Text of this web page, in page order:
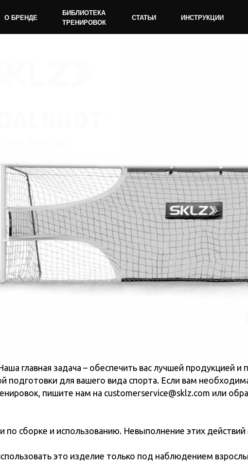
БИБЛИОТЕКА
ТРЕНИРОВОК
ИНСТРУКЦИИ АМБАССАДОРЫ
СТАТЬИ
пишите нам на customerservice@sklz.com или обращайтесь по
и использованию. Невыполнение этих действий может
на повреждения или следы износа. В случае
Если вам не хватает какой-либо части изделия,